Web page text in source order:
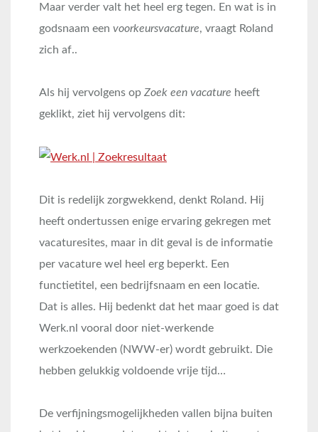
Maar verder valt het heel erg tegen. En wat is in
godsnaam een voorkeursvacature, vraagt Roland
zich af..
Als hij vervolgens op Zoek een vacature heeft
geklikt, ziet hij vervolgens dit:
Dit is redelijk zorgwekkend, denkt Roland. Hij
heeft ondertussen enige ervaring gekregen met
vacaturesites, maar in dit geval is de informatie
per vacature wel heel erg beperkt. Een
functietitel, een bedrijfsnaam en een locatie.
Dat is alles. Hij bedenkt dat het maar goed is dat
Werk.nl vooral door niet-werkende
werkzoekenden (NWW-er) wordt gebruikt. Die
hebben gelukkig voldoende vrije tijd…
De verfijningsmogelijkheden vallen bijna buiten